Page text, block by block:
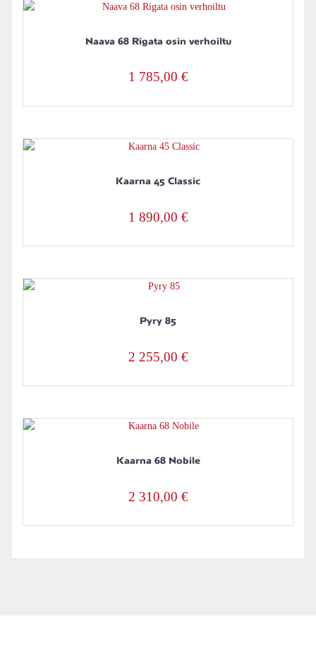
Naava 68 Rigata osin verhoiltu
1 785,00 €
Kaarna 45 Classic
1 890,00 €
Pyry 85
2 255,00 €
Kaarna 68 Nobile
2 310,00 €